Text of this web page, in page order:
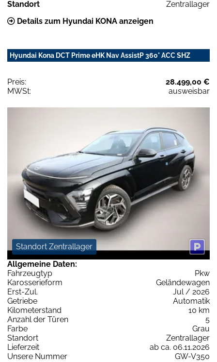
Standort
Zentrallager
Details zum Hyundai KONA anzeigen
Hyundai Kona DCT Prime eHK Nav AssistP 360° ACC SHZ
Preis:
28.499,00 €
MWSt:
ausweisbar
Standort Zentrallager
Allgemeine Daten:
Fahrzeugtyp
Pkw
Karosserieform
Geländewagen
Erst-Zul.
Jul / 2026
Getriebe
Automatik
Kilometerstand
10 km
Anzahl der Türen
5
Farbe
Grau
Standort
Zentrallager
Lieferzeit
ab ca. 06.11.2026
Unsere Nummer
GW-V350